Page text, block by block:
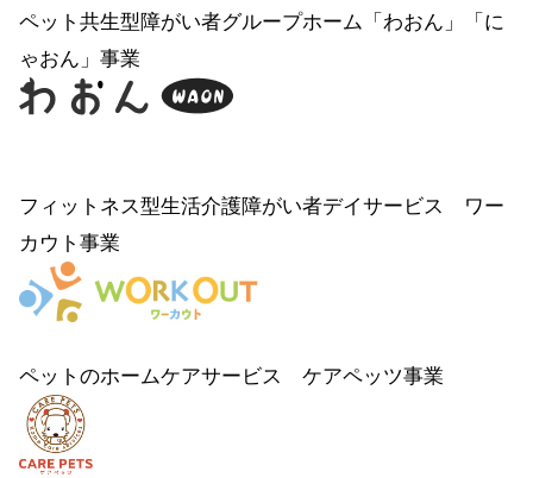
ペット共生型障がい者グループホーム「わおん」「に
ゃおん」事業
フィットネス型生活介護障がい者デイサービス ワー
カウト事業
ペットのホームケアサービス ケアペッツ事業